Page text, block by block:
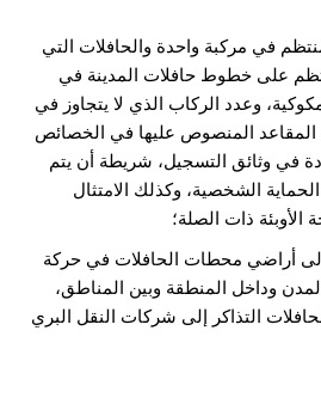
في مركبة واحدة والحافلات التي
على خطوط حافلات المدينة في
وعدد الركاب الذي لا يتجاوز في
المنصوص عليها في الخصائص
في وثائق التسجيل، شريطة أن يتم
الشخصية، وكذلك الامتثال
الأوبئة ذات الصلة؛
أراضي محطات الحافلات في حركة
وداخل المنطقة وبين المناطق،
التذاكر إلى شركات النقل البري